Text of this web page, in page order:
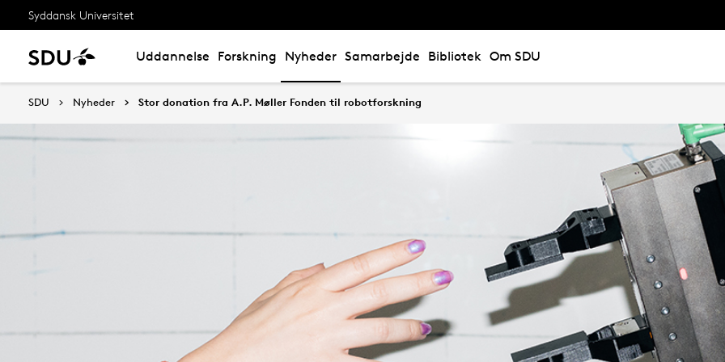
Syddansk Universitet
Uddannelse Forskning Nyheder Samarbejde Bibliotek Om SDU
SDU Nyheder Stor donation fra A.P. Møller Fonden til robotforskning